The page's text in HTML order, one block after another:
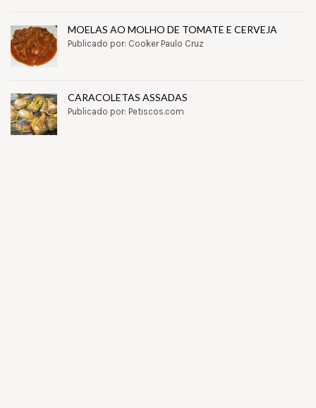
MOELAS AO MOLHO DE TOMATE E CERVEJA
Publicado por: Cooker Paulo Cruz
CARACOLETAS ASSADAS
Publicado por: Petiscos.com